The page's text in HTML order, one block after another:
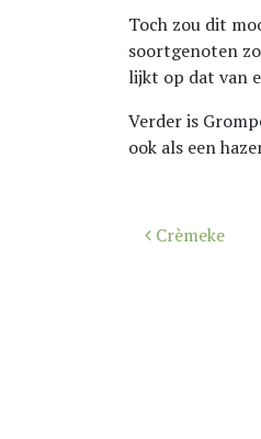
Toch zou dit
soortgenoten
lijkt op dat van
Verder is
ook als een
Bericht
Crèmeke